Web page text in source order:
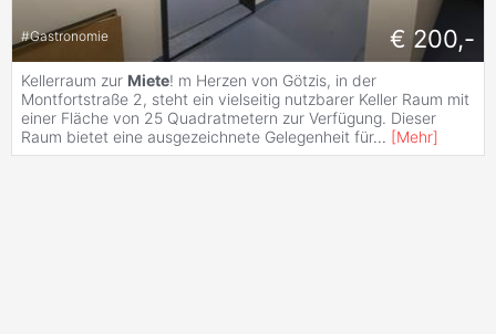
#Gastronomie € 200,-
Kellerraum zur Miete! m Herzen von Götzis, in der
Montfortstraße 2, steht ein vielseitig nutzbarer Keller Raum mit
einer Fläche von 25 Quadratmetern zur Verfügung. Dieser
Raum bietet eine ausgezeichnete Gelegenheit für... [Mehr]